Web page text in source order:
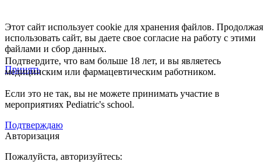
Этот сайт использует cookie для хранения файлов. Продолжая
использовать сайт, вы даете свое согласие на работу с этими
файлами и сбор данных.
Принять
Подтвердите, что вам больше 18 лет, и вы являетесь
медицинским или фармацевтическим работником.
Если это не так, вы не можете принимать участие в
мероприятиях Pediatric's school.
Подтверждаю
Авторизация
Пожалуйста, авторизуйтесь: